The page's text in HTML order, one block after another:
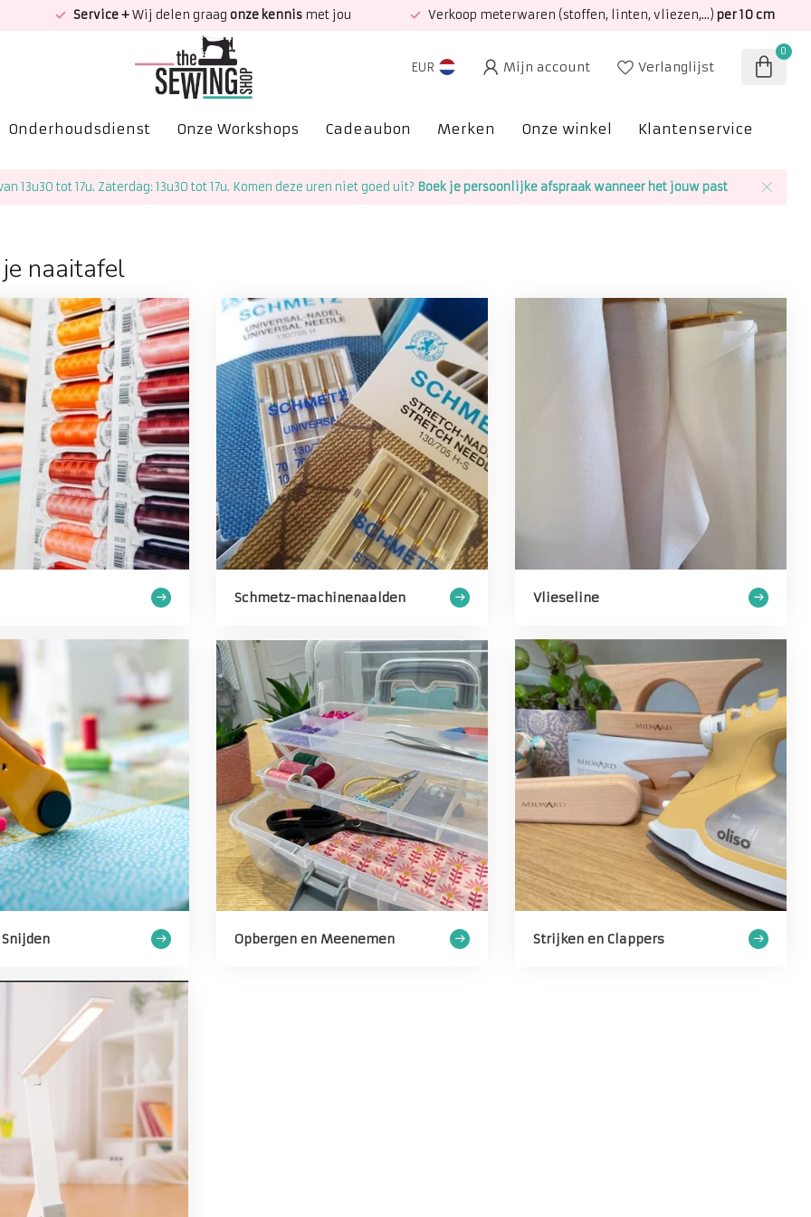
Service +Wij delen graag onze kennis met jou Verkoop meterwaren (stoffen, linten, vliezen,...) per 10 cm
EUR Mijn account Verlanglijst
0
Onderhoudsdienst Onze Workshops Cadeaubon Merken Onze winkel Klantenservice
13u30 tot 17u. Zaterdag: 13u30 tot 17u. Komen deze uren niet goed uit? Boek je persoonlijke afspraak wanneer het jouw past
naaitafel
Schmetz-machinenaalden Vlieseline
Opbergen en Meenemen Strijken en Clappers